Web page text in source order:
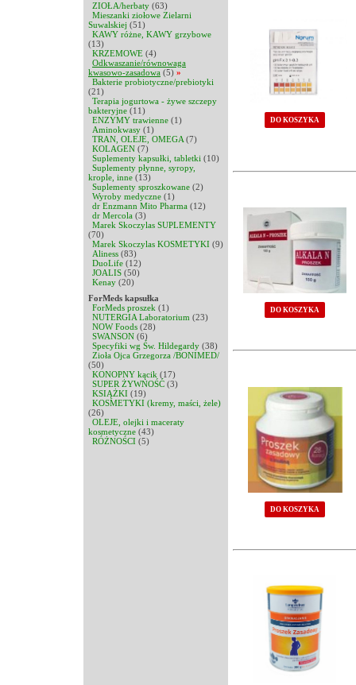
ZIOŁA/herbaty (63)
Mieszanki ziołowe Zielarni
Suwalskiej (51)
KAWY różne, KAWY grzybowe
(13)
KRZEMOWE (4)
Odkwaszanie/równowaga
kwasowo-zasadowa (5) »
Bakterie probiotyczne/prebiotyki
(21)
Terapia jogurtowa - żywe szczepy
bakteryjne (11)
ENZYMY trawienne (1)
Aminokwasy (1)
TRAN, OLEJE, OMEGA (7)
KOLAGEN (7)
Suplementy kapsułki, tabletki (10)
Suplementy płynne, syropy,
krople, inne (13)
Suplementy sproszkowane (2)
Wyroby medyczne (1)
dr Enzmann Mito Pharma (12)
dr Mercola (3)
Marek Skoczylas SUPLEMENTY
(70)
Marek Skoczylas KOSMETYKI (9)
Aliness (83)
DuoLife (12)
JOALIS (50)
Kenay (20)
ForMeds kapsułka
ForMeds proszek (1)
NUTERGIA Laboratorium (23)
NOW Foods (28)
SWANSON (6)
Specyfiki wg Św. Hildegardy (38)
Zioła Ojca Grzegorza /BONIMED/
(50)
KONOPNY kącik (17)
SUPER ŻYWNOŚĆ (3)
KSIĄŻKI (19)
KOSMETYKI (kremy, maści, żele)
(26)
OLEJE, olejki i maceraty
kosmetyczne (43)
RÓŻNOŚCI (5)
DO KOSZYKA
DO KOSZYKA
DO KOSZYKA